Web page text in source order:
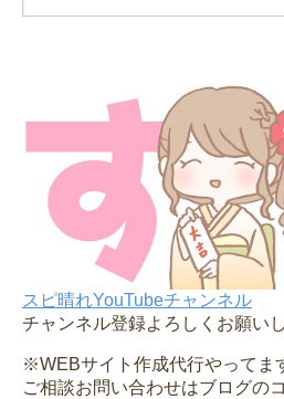
スピ晴れYouTubeチャンネル
チャンネル登録よろしくお願い
※WEBサイト作成代行やってま
ご相談お問い合わせはブログの